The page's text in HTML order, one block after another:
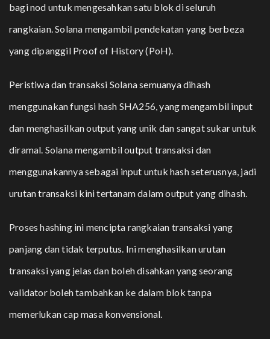
bagi nod untuk mengesahkan satu blok di seluruh
rangkaian. Solana mengambil pendekatan yang berbeza
yang dipanggil Proof of History (PoH).
Peristiwa dan transaksi Solana semuanya dihash
menggunakan fungsi hash SHA256, yang mengambil input
dan menghasilkan output yang unik dan sangat sukar untuk
diramal. Solana mengambil output transaksi dan
menggunakannya sebagai input untuk hash seterusnya, jadi
urutan transaksi kini tertanam dalam output yang dihash.
Proses hashing ini mencipta rangkaian transaksi yang
panjang dan tidak terputus. Ini menghasilkan urutan
transaksi yang jelas dan boleh disahkan yang seorang
validator boleh tambahkan ke dalam blok tanpa
memerlukan cap masa konvensional.